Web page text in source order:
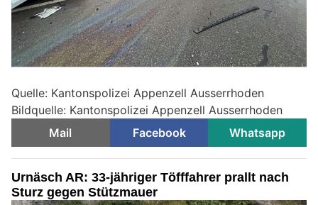
Quelle: Kantonspolizei Appenzell Ausserrhoden
Bildquelle: Kantonspolizei Appenzell Ausserrhoden
Mail
Facebook Whatsapp
Urnäsch AR: 33-jähriger Töfffahrer prallt nach
Sturz gegen Stützmauer